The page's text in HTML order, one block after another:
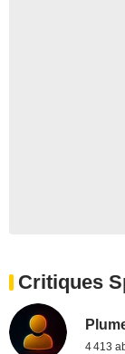
Critiques
4 413